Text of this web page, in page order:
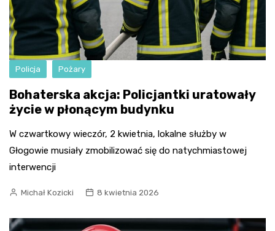
Policja Pożary
Bohaterska akcja: Policjantki uratowały
życie w płonącym budynku
W czwartkowy wieczór, 2 kwietnia, lokalne służby w
Głogowie musiały zmobilizować się do natychmiastowej
interwencji
Michał Kozicki 8 kwietnia 2026